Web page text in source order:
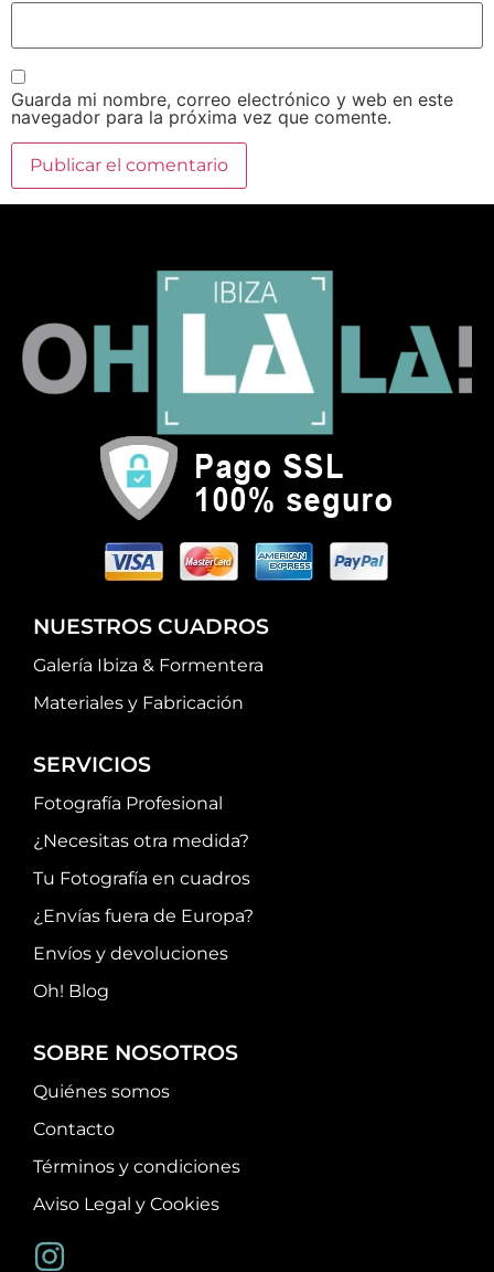
Guarda mi nombre, correo electrónico y web en este
navegador para la próxima vez que comente.
NUESTROS CUADROS
Galería Ibiza & Formentera
Materiales y Fabricación
SERVICIOS
Fotografía Profesional
¿Necesitas otra medida?
Tu Fotografía en cuadros
¿Envías fuera de Europa?
Envíos y devoluciones
Oh! Blog
SOBRE NOSOTROS
Quiénes somos
Contacto
Términos y condiciones
Aviso Legal y Cookies